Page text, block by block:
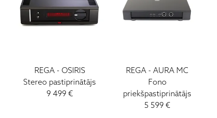
REGA- OSIRIS
Stereo pastiprinātājs
9 499€
REGA -AURA MC
Fono
priekšpastiprinātājs
5 599€